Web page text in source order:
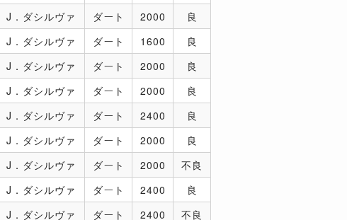
J．ダシルヴァ ダート 2000
良
J．ダシルヴァ ダート 1600
良
J．ダシルヴァ ダート 2000
良
J．ダシルヴァ ダート 2000
良
J．ダシルヴァ ダート 2400
良
J．ダシルヴァ ダート 2000
良
J．ダシルヴァ ダート 2000
不良
J．ダシルヴァ ダート 2400
良
J．ダシルヴァ ダート 2400
不良